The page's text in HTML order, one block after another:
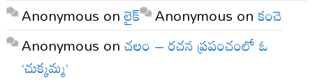
Anonymous onలైక్ Anonymous onకంచె
Anonymous onచలం – రచన ప్రపంచంలో ఓ
‘చుక్కమ్మ’